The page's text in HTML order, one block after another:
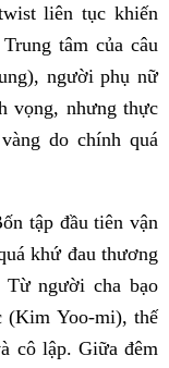
liên tục khiến
tâm của câu
người phụ nữ
vọng, nhưng thực
do chính quá
tập đầu tiên vận
khứ đau thương
người cha bạo
(Kim Yoo-mi), thế
cô lập. Giữa đêm